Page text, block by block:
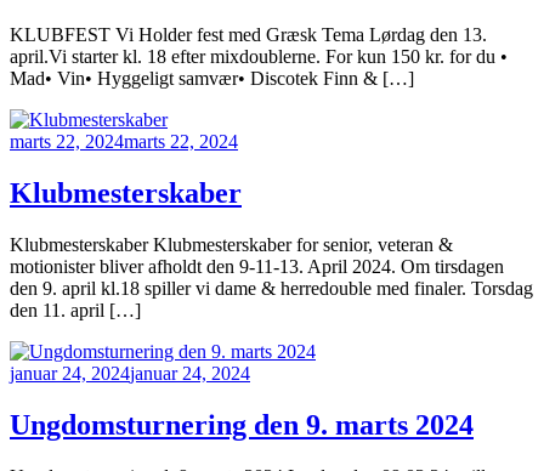
KLUBFEST Vi Holder fest med Græsk Tema Lørdag den 13.
april.Vi starter kl. 18 efter mixdoublerne. For kun 150 kr. for du •
Mad• Vin• Hyggeligt samvær• Discotek Finn & […]
marts 22, 2024marts 22, 2024
Klubmesterskaber
Klubmesterskaber Klubmesterskaber for senior, veteran &
motionister bliver afholdt den 9-11-13. April 2024. Om tirsdagen
den 9. april kl.18 spiller vi dame & herredouble med finaler. Torsdag
den 11. april […]
januar 24, 2024januar 24, 2024
Ungdomsturnering den 9. marts 2024